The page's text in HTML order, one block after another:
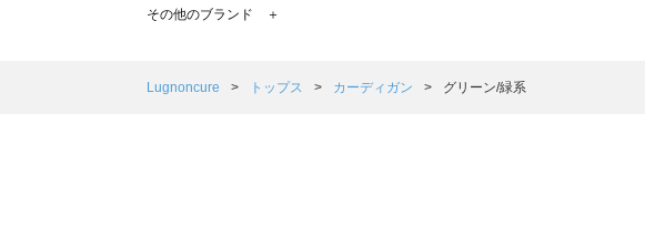
TSUHARU by Samansa Mos2（ツハルバイサマンサモスモス）のカーディガン一覧
Samansa Mos2 Lagom（サマンサモスモス ラーゴム）のカーディガン一覧
その他のブランド ＋
Lugnoncure トップス カーディガン グリーン/緑系